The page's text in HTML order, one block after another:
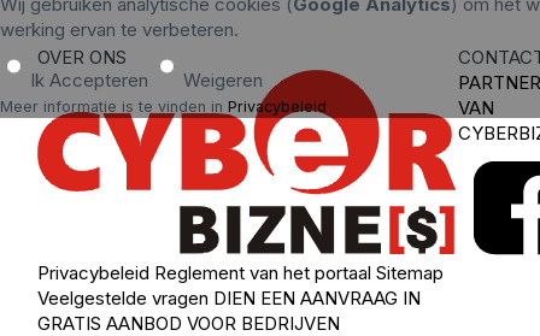
werking ervan te verbeteren.
Ik Accepteren Weigeren
Meer informatie is te vinden in Privacybeleid.
OVER ONS
Privacybeleid Reglement van het portaal Sitemap
Veelgestelde vragen DIEN EEN AANVRAAG IN
GRATIS AANBOD VOOR BEDRIJVEN
VAN